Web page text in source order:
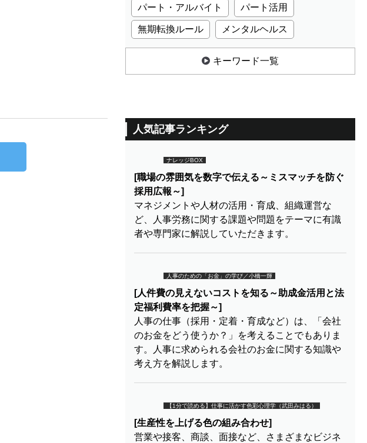
パート・アルバイト パート活用
無期転換ルール メンタルヘルス
キーワード一覧
人気記事ランキング
ナレッジBOX
[職場の雰囲気を数字で伝える～ミスマッチを防ぐ
採用広報～]
マネジメントや人材の活用・育成、組織運営な
ど、人事労務に関する課題や問題をテーマに有識
者や専門家に解説していただきます。
人事のための「お金」の学び／小橋一輝
[人件費の見えないコストを知る～助成金活用と法
定福利費率を把握～]
人事の仕事（採用・定着・育成など）は、「会社
のお金をどう使うか？」を考えることでもありま
す。人事に求められる会社のお金に関する知識や
考え方を解説します。
【1分で読める】仕事に活かす色彩心理学（武田みはる）
[生産性を上げる色の組み合わせ]
営業や接客、商談、面接など、さまざまなビジネ